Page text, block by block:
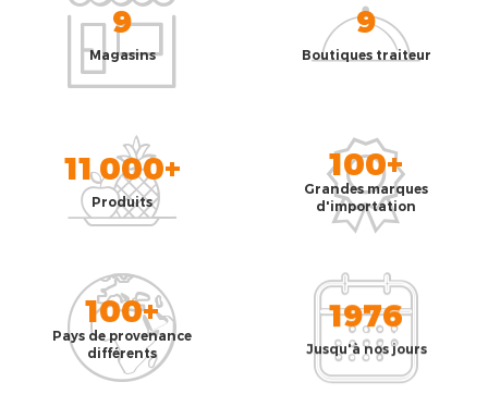
9
Magasins
9
Boutiques traiteur
11 000+
Produits
100+
Grandes marques
d'importation
100+
Pays de provenance
différents
1976
Jusqu'à nos jours